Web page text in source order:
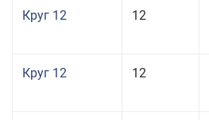
Круг 12 12
Круг 12 12